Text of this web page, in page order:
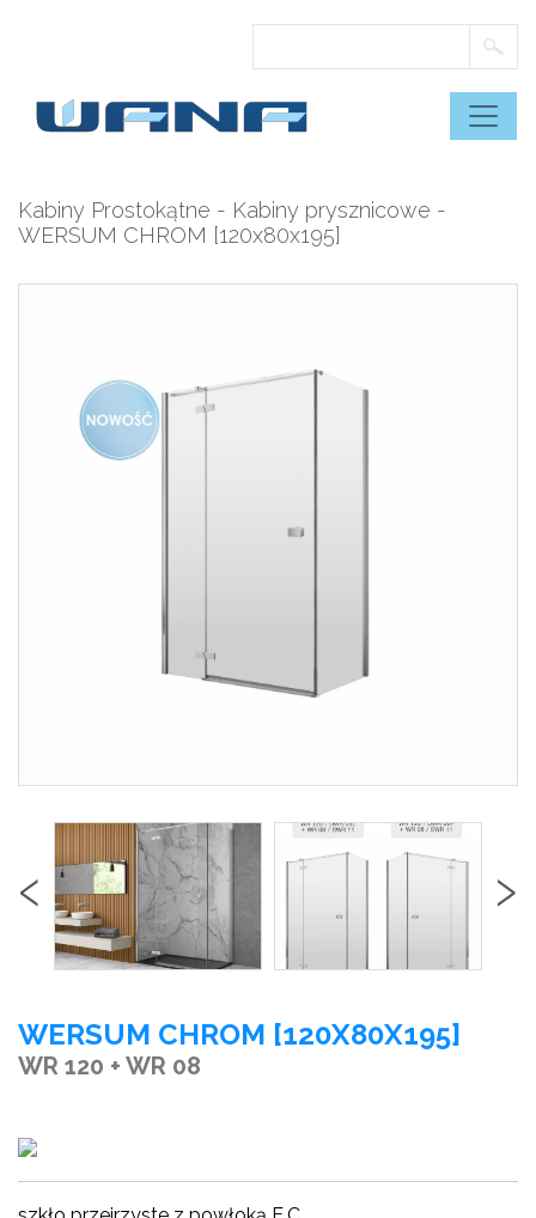
Kabiny Prostokątne - Kabiny prysznicowe -
WERSUM CHROM [120x80x195]
‹ ›
WERSUM CHROM [120X80X195]
WR 120 + WR 08